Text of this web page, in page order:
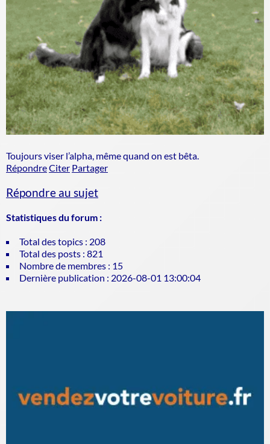
Toujours viser l’alpha, même quand on est bêta.
RépondreCiter Partager
Répondre au sujet
Statistiques du forum :
Total des topics : 208
Total des posts : 821
Nombre de membres : 15
Dernière publication : 2026-08-01 13:00:04